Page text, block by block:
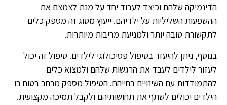
הדינמיקה שלהם וכיצד לעבוד יחד על מנת לצמצם את
ההשפעות השליליות על ילדיהם. ייעוץ מסוג זה מספק כלים
לתקשורת טובה יותר ולמניעת מריבות מיותרות.
בנוסף, ניתן להיעזר בטיפול פסיכולוגי לילדים. טיפול זה יכול
לעזור לילדים לעבד את הרגשות שלהם ולמצוא כלים
להתמודדות עם השינויים בחייהם. הטיפול מספק מרחב בטוח בו
הילדים יכולים לשתף את תחושותיהם ולקבל תמיכה מקצועית.